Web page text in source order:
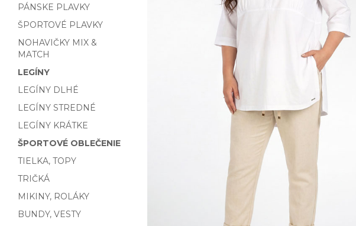
PÁNSKE PLAVKY
ŠPORTOVÉ PLAVKY
NOHAVIČKY MIX &
MATCH
LEGÍNY
LEGÍNY DLHÉ
LEGÍNY STREDNÉ
LEGÍNY KRÁTKE
ŠPORTOVÉ OBLEČENIE
TIELKA, TOPY
TRIČKÁ
MIKINY, ROLÁKY
BUNDY, VESTY